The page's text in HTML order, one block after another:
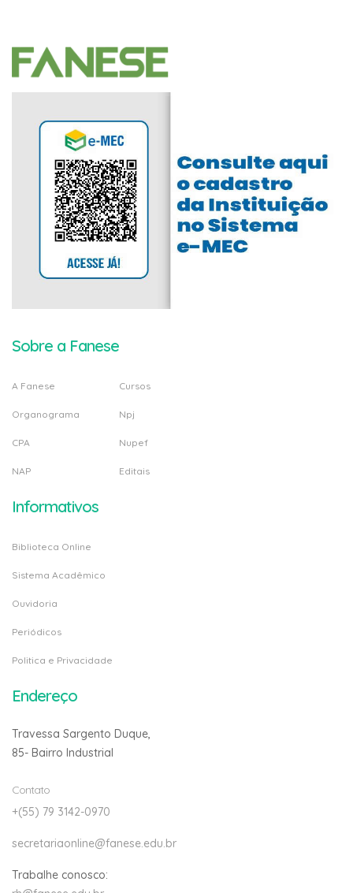
Sobre a Fanese
A Fanese
Organograma
CPA
NAP
Cursos
Npj
Nupef
Editais
Informativos
Biblioteca Online
Sistema Acadêmico
Ouvidoria
Periódicos
Politica e Privacidade
Endereço
Travessa Sargento Duque,
85- Bairro Industrial
Contato
+(55) 79 3142-0970
secretariaonline@fanese.edu.br
Trabalhe conosco: